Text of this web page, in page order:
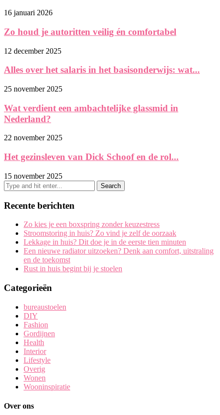
16 januari 2026
Zo houd je autoritten veilig én comfortabel
12 december 2025
Alles over het salaris in het basisonderwijs: wat...
25 november 2025
Wat verdient een ambachtelijke glassmid in
Nederland?
22 november 2025
Het gezinsleven van Dick Schoof en de rol...
15 november 2025
Recente berichten
Zo kies je een boxspring zonder keuzestress
Stroomstoring in huis? Zo vind je zelf de oorzaak
Lekkage in huis? Dit doe je in de eerste tien minuten
Een nieuwe radiator uitzoeken? Denk aan comfort, uitstraling
en de toekomst
Rust in huis begint bij je stoelen
Categorieën
bureaustoelen
DIY
Fashion
Gordijnen
Health
Interior
Lifestyle
Overig
Wonen
Wooninspiratie
Over ons